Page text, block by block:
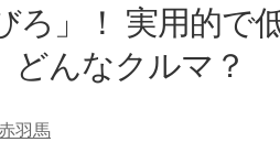
ろ」！ 実用的で
どんなクルマ？
羽馬